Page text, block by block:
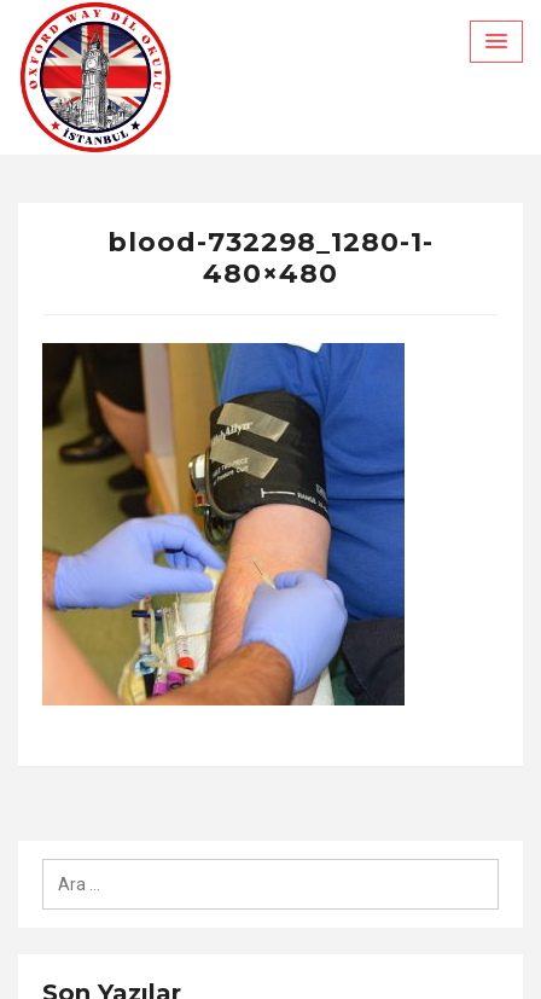
content
blood-732298_1280-1-
480×480
Son Yazılar